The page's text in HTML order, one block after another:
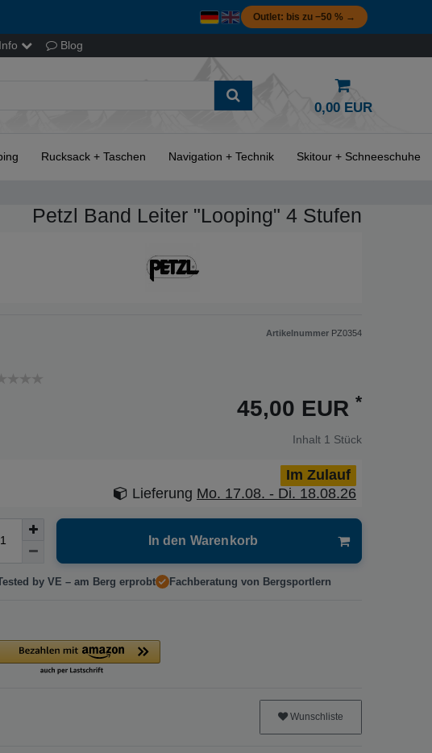
Outlet: bis zu −50 % →
Info Blog
0,00 EUR
Rucksack + Taschen Navigation + Technik Skitour + Schneeschuhe
Petzl Band Leiter "Looping" 4 Stufen
Artikelnummer PZ0354
45,00 EUR *
Inhalt 1 Stück
Im Zulauf
Lieferung Mo. 17.08. - Di. 18.08.26
In den Warenkorb
by VE – am Berg erprobt Fachberatung von Bergsportlern
Wunschliste